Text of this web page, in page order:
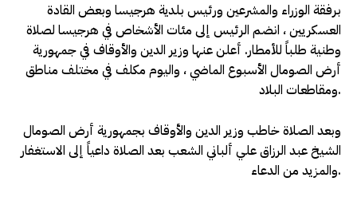
برفقة الوزراء والمشرعين ورئيس بلدية هرجيسا وبعض القادة
العسكريين ، انضم الرئيس إلى مئات الأشخاص في هرجيسا لصلاة
وطنية طلباً للأمطار. أعلن عنها وزير الدين والأوقاف في جمهورية
أرض الصومال الأسبوع الماضي ، واليوم مكلف في مختلف مناطق
ومقاطعات البلاد.
وبعد الصلاة خاطب وزير الدين والأوقاف بجمهورية أرض الصومال
الشيخ عبد الرزاق علي ألباني الشعب بعد الصلاة داعياً إلى الاستغفار
والمزيد من الدعاء.